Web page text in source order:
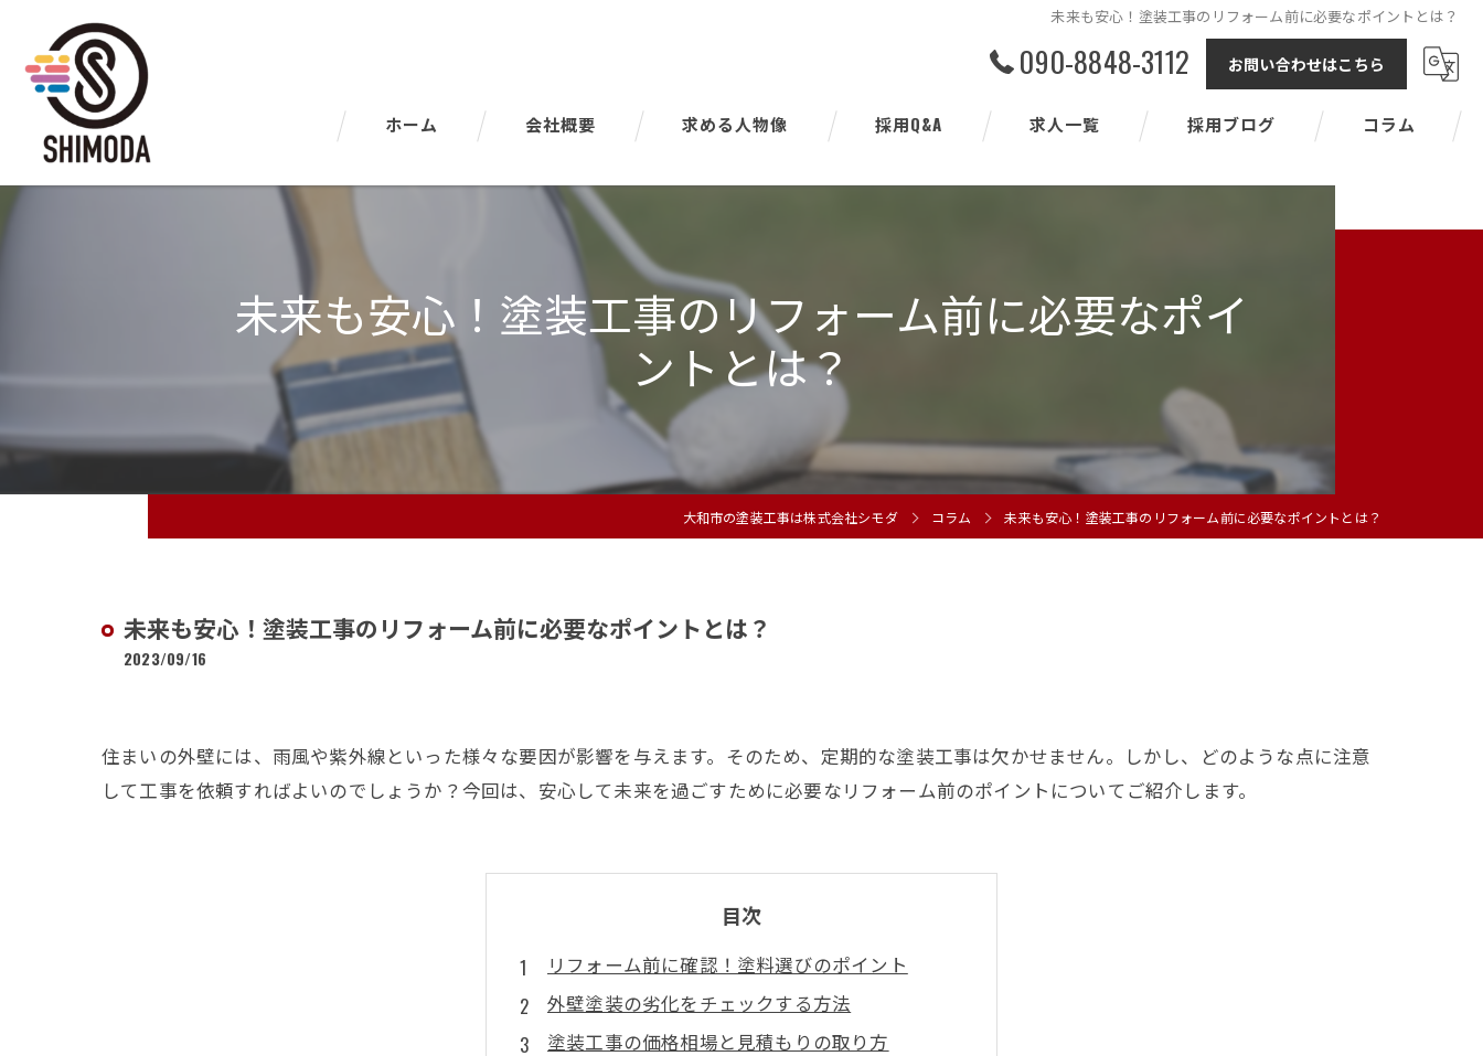
未来も安心！塗装工事のリフォーム前に必要なポイントとは？
090-8848-3112 お問い合わせはこちら
ホーム 会社概要
代表挨拶
事業案内
求める人物像 採用Q&A 求人一覧 採用ブログ コラム
未来も安心！塗装工事のリフォーム前に必要なポイ
ントとは？
大和市の塗装工事は株式会社シモダ コラム 未来も安心！塗装工事のリフォーム前に必要なポイントとは？
未来も安心！塗装工事のリフォーム前に必要なポイントとは？
2023/09/16
住まいの外壁には、雨風や紫外線といった様々な要因が影響を与えます。そのため、定期的な塗装工事は欠かせません。しかし、どのような点に注意
して工事を依頼すればよいのでしょうか？今回は、安心して未来を過ごすために必要なリフォーム前のポイントについてご紹介します。
目次
リフォーム前に確認！塗料選びのポイント
外壁塗装の劣化をチェックする方法
塗装工事の価格相場と見積もりの取り方